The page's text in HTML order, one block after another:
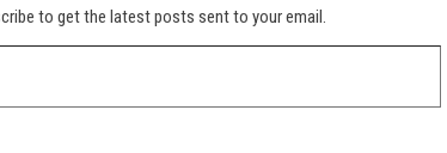
to get the latest posts sent to your email.